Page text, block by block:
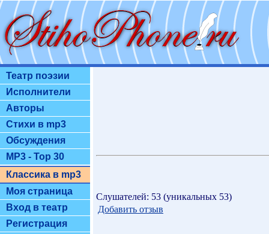
Театр поэзии
Исполнители
Авторы
Стихи в mp3
Обсуждения
MP3 - Top 30
Классика в mp3
Моя страница
Вход в театр
Регистрация
Слушателей: 53 (уникальных 53)
Добавить отзыв